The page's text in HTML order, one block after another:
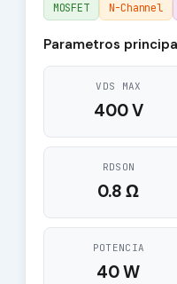
MOSFET N-Channel
Parametros
VDS MAX
400 V
RDSON
0.8 Ω
POTENCIA
40 W